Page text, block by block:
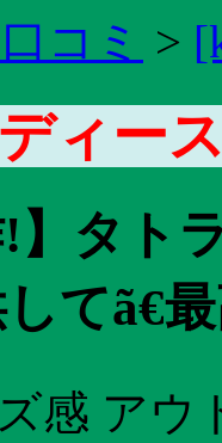
コミ >
ィー
!】タト
てã€
感 アウ